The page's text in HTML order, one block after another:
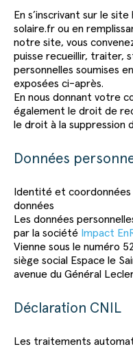
En s’inscrivant sur le
solaire.fr ou en
notre site, vous
puisse recueillir, traiter,
personnelles soumises
exposées ci-après.
En nous donnant votre
également le droit de
le droit à la suppression
Données
Identité et
données
Les données
par la société Impact
Vienne sous le numéro
siège social Espace le
avenue du Général
Déclaration CNIL
Les traitements